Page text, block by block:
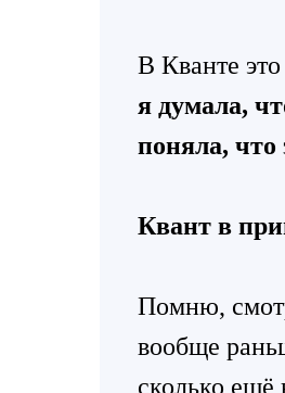
В Кванте
я думала,
поняла, что
Квант в
Помню,
вообще
сколько ещё